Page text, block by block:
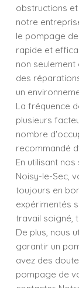
obstructions
notre
le pompage
rapide et
non
des
un
La fréquence
plusieurs
nombre
recommandé
En utilisant
Noisy-le-Sec,
toujours en
expérimentés
travail soigné,
De plus, nous
garantir un
avez des
pompage de